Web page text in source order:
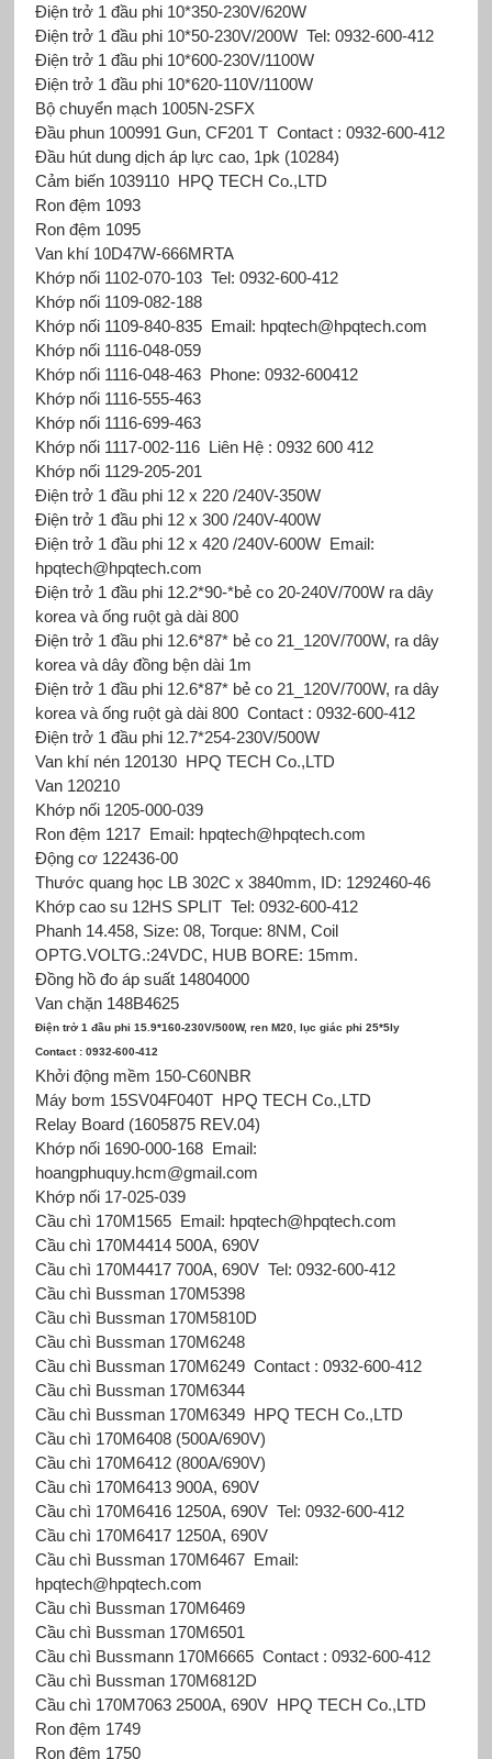
Điện trở 1 đầu phi 10*350-230V/620W
Điện trở 1 đầu phi 10*50-230V/200W Tel: 0932-600-412
Điện trở 1 đầu phi 10*600-230V/1100W
Điện trở 1 đầu phi 10*620-110V/1100W
Bộ chuyển mạch 1005N-2SFX
Đầu phun 100991 Gun, CF201 T Contact : 0932-600-412
Đầu hút dung dịch áp lực cao, 1pk (10284)
Cảm biến 1039110 HPQ TECH Co.,LTD
Ron đệm 1093
Ron đệm 1095
Van khí 10D47W-666MRTA
Khớp nối 1102-070-103 Tel: 0932-600-412
Khớp nối 1109-082-188
Khớp nối 1109-840-835 Email: hpqtech@hpqtech.com
Khớp nối 1116-048-059
Khớp nối 1116-048-463 Phone: 0932-600412
Khớp nối 1116-555-463
Khớp nối 1116-699-463
Khớp nối 1117-002-116 Liên Hệ : 0932 600 412
Khớp nối 1129-205-201
Điện trở 1 đầu phi 12 x 220 /240V-350W
Điện trở 1 đầu phi 12 x 300 /240V-400W
Điện trở 1 đầu phi 12 x 420 /240V-600W Email:
hpqtech@hpqtech.com
Điện trở 1 đầu phi 12.2*90-*bẻ co 20-240V/700W ra dây
korea và ống ruột gà dài 800
Điện trở 1 đầu phi 12.6*87* bẻ co 21_120V/700W, ra dây
korea và dây đồng bện dài 1m
Điện trở 1 đầu phi 12.6*87* bẻ co 21_120V/700W, ra dây
korea và ống ruột gà dài 800 Contact : 0932-600-412
Điện trở 1 đầu phi 12.7*254-230V/500W
Van khí nén 120130 HPQ TECH Co.,LTD
Van 120210
Khớp nối 1205-000-039
Ron đệm 1217 Email: hpqtech@hpqtech.com
Động cơ 122436-00
Thước quang học LB 302C x 3840mm, ID: 1292460-46
Khớp cao su 12HS SPLIT Tel: 0932-600-412
Phanh 14.458, Size: 08, Torque: 8NM, Coil
OPTG.VOLTG.:24VDC, HUB BORE: 15mm.
Đồng hồ đo áp suất 14804000
Van chặn 148B4625
Điện trở 1 đầu phi 15.9*160-230V/500W, ren M20, lục giác phi 25*5ly
Contact : 0932-600-412
Khởi động mềm 150-C60NBR
Máy bơm 15SV04F040T HPQ TECH Co.,LTD
Relay Board (1605875 REV.04)
Khớp nối 1690-000-168 Email:
hoangphuquy.hcm@gmail.com
Khớp nối 17-025-039
Cầu chì 170M1565 Email: hpqtech@hpqtech.com
Cầu chì 170M4414 500A, 690V
Cầu chì 170M4417 700A, 690V Tel: 0932-600-412
Cầu chì Bussman 170M5398
Cầu chì Bussman 170M5810D
Cầu chì Bussman 170M6248
Cầu chì Bussman 170M6249 Contact : 0932-600-412
Cầu chì Bussman 170M6344
Cầu chì Bussman 170M6349 HPQ TECH Co.,LTD
Cầu chì 170M6408 (500A/690V)
Cầu chì 170M6412 (800A/690V)
Cầu chì 170M6413 900A, 690V
Cầu chì 170M6416 1250A, 690V Tel: 0932-600-412
Cầu chì 170M6417 1250A, 690V
Cầu chì Bussman 170M6467 Email:
hpqtech@hpqtech.com
Cầu chì Bussman 170M6469
Cầu chì Bussman 170M6501
Cầu chì Bussmann 170M6665 Contact : 0932-600-412
Cầu chì Bussman 170M6812D
Cầu chì 170M7063 2500A, 690V HPQ TECH Co.,LTD
Ron đệm 1749
Ron đệm 1750